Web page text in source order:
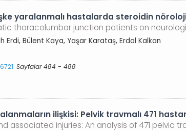
yaralanmalı hastalarda steroidin
thoracolumbar junction patients on
Erdi, Bülent Kaya, Yaşar Karataş, Erdal Kalkan
Sayfalar 484 - 488
ilişkisi: Pelvik travmalı 471
associated injuries: An analysis of 471 pelvic